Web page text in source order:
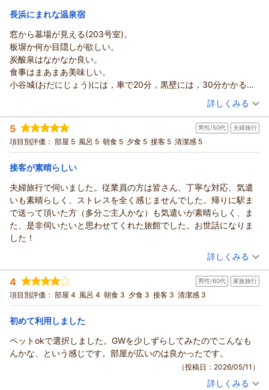
ざいます。
くださいませ。心よりお待ち申し上げております。
宿泊価格帯： 23,001～24,000円(大人一人あたり/税込)
須賀谷温泉～戦国武将が通った歴史の秘湯～からの返信
この度は須賀谷温泉をご利用いただき、またご丁寧なご感想を
お寄せいただき誠にありがとうございます。
温泉やお食事をお楽しみいただけたとのこと、大変嬉しく拝読
いたしました。特に食事会場スタッフへの温かいお言葉をあり
がとうございます。お料理のご提供だけでなく、会話やおもて
なしの部分までお褒めいただき、スタッフ一同大きな励みにな
ります。
一方で、お部屋からの景観につきましては、ご案内が不足して
おり申し訳ございませんでした。203号室和洋室の窓につきま
しては、外部からの視線等にも配慮しスモーク加工を施してお
ましたこと、お詫び申し上げます。今後は、より分かりやすい
お部屋情報のご案内について検討してまいります。
また、和洋室の広さにつきましても貴重なご意見をありがとう
ございます。お客様によって心地よく感じられる空間は様々で
ございますので、今後ご検討されるお客様にとっても参考にな
戴し、大変光栄です。季節ごとに内容も変わりますので、ぜひ
また違った季節にもお越しいただけましたら幸いです。
またのお越しをスタッフ一同心よりお待ちしております。
長浜にまれな温泉宿
窓から墓場が見える(203号室)。
板塀か何か目隠しが欲しい。
炭酸泉はなかなか良い。
食事はまあまあ美味しい。
小谷城(おだにじょう)には，車で20分，黒壁には，30分かかる。
ペットを受け入れると，耐えられない客がいるのかも。（投稿日：2026/05/12）
宿泊時期： 2026年05月宿泊 (夫婦旅行)
投稿者： mikibakeryさん
宿泊プラン： 【当館人気No.1】古の源泉に癒され、季節の美味を堪能する特
選会席プラン◆グレードアップ◆お市の舞
和洋室 朝・夕
宿泊価格帯： 25,001～26,000円(大人一人あたり/税込)
須賀谷温泉～戦国武将が通った歴史の秘湯～からの返信
このたびは須賀谷温泉をご利用いただき、また貴重なご感想を
お寄せいただき誠にありがとうございます。
炭酸泉やお食事につきまして、お楽しみいただけたとのこと、
大変嬉しく存じます。また、小谷城や黒壁スクエア観光の拠点
としてもご利用いただけたようで何よりでございます。
一方で、お部屋からの景観につきまして、ご不快な思いをおか
けし申し訳ございませんでした。板塀などの目隠しに関するご
意見は、今後の施設改善の参考として真摯に受け止めてまいり
ます。
また、ペット同伴のお客様に関するご意見につきましても、皆
考にさせていただきます。
貴重なお声をありがとうございました。
また機会がございましたら、ぜひお越しくださいませ。
（返信日：2026/05/15）
詳しくみる
5 男性/50代 夫婦旅行
項目別評価： 部屋 5 風呂 5 朝食 5 夕食 5 接客 5 清潔感 5
接客が素晴らしい
夫婦旅行で伺いました。従業員の方は皆さん、丁寧な対応、気遣
いも素晴らしく、ストレスを全く感じませんでした。帰りに駅ま
で送って頂いた方（多分ご主人かな）も気遣いが素晴らしく、ま
た、是非伺いたいと思わせてくれた旅館でした。お世話になりま
した！
（投稿日：2026/05/11）
宿泊時期： 2026年05月宿泊 (夫婦旅行)
投稿者： ゆうさん(男性/50代)
宿泊プラン： 【基本】お市の方・浅井三姉妹ゆかりの天然温泉と旬の会席料
理〇寛ぎプラン◆天然水プレゼント◆茶々の華
和室 朝・夕
宿泊価格帯： 19,001～20,000円(大人一人あたり/税込)
須賀谷温泉～戦国武将が通った歴史の秘湯～からの返信
この度は須賀谷温泉にご宿泊いただき、誠にありがとうござい
ご夫婦での大切なご旅行に当館をお選びいただき、またスタッ
詳しくみる
4 男性/60代 家族旅行
項目別評価： 部屋 4 風呂 4 朝食 3 夕食 3 接客 3 清潔感 3
初めて利用しました
ペットokで選択しました。GWを少しずらしてみたのでこんなも
んかな、という感じです。部屋が広いのは良かったです。
（投稿日：2026/05/11）
詳しくみる